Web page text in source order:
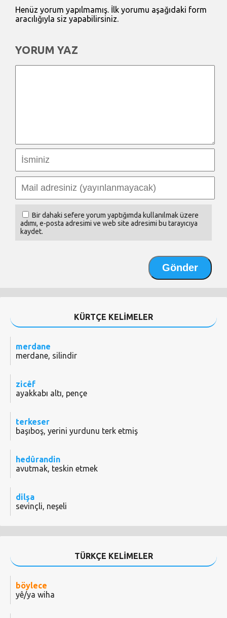
Henüz yorum yapılmamış. İlk yorumu aşağıdaki form
aracılığıyla siz yapabilirsiniz.
YORUM YAZ
Bir dahaki sefere yorum yaptığımda kullanılmak üzere
adımı, e-posta adresimi ve web site adresimi bu tarayıcıya
kaydet.
KÜRTÇE KELİMELER
merdane
merdane, silindir
zicêf
ayakkabı altı, pençe
terkeser
başıboş, yerini yurdunu terk etmiş
hedûrandin
avutmak, teskin etmek
dilşa
sevinçli, neşeli
TÜRKÇE KELİMELER
böylece
yê/ya wiha